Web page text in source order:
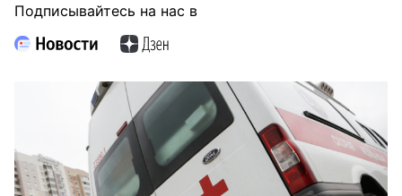
Подписывайтесь на нас в